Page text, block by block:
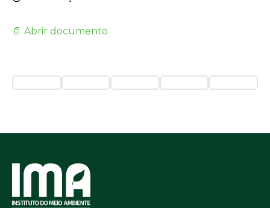
📄 Abrir documento